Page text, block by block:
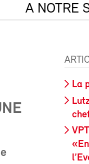
A NOTRE
La